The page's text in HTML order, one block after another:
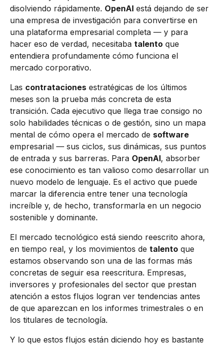
disolviendo rápidamente. OpenAI está dejando de ser
una empresa de investigación para convertirse en
una plataforma empresarial completa — y para
hacer eso de verdad, necesitaba talento que
entendiera profundamente cómo funciona el
mercado corporativo.
Las contrataciones estratégicas de los últimos
meses son la prueba más concreta de esta
transición. Cada ejecutivo que llega trae consigo no
solo habilidades técnicas o de gestión, sino un mapa
mental de cómo opera el mercado de software
empresarial — sus ciclos, sus dinámicas, sus puntos
de entrada y sus barreras. Para OpenAI, absorber
ese conocimiento es tan valioso como desarrollar un
nuevo modelo de lenguaje. Es el activo que puede
marcar la diferencia entre tener una tecnología
increíble y, de hecho, transformarla en un negocio
sostenible y dominante.
El mercado tecnológico está siendo reescrito ahora,
en tiempo real, y los movimientos de talento que
estamos observando son una de las formas más
concretas de seguir esa reescritura. Empresas,
inversores y profesionales del sector que prestan
atención a estos flujos logran ver tendencias antes
de que aparezcan en los informes trimestrales o en
los titulares de tecnología.
Y lo que estos flujos están diciendo hoy es bastante